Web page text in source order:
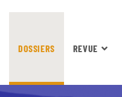
DOSSIERS REVUE